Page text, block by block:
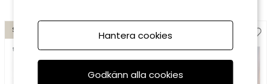
Spara 10%
till 16/8
Hantera cookies
Godkänn alla cookies